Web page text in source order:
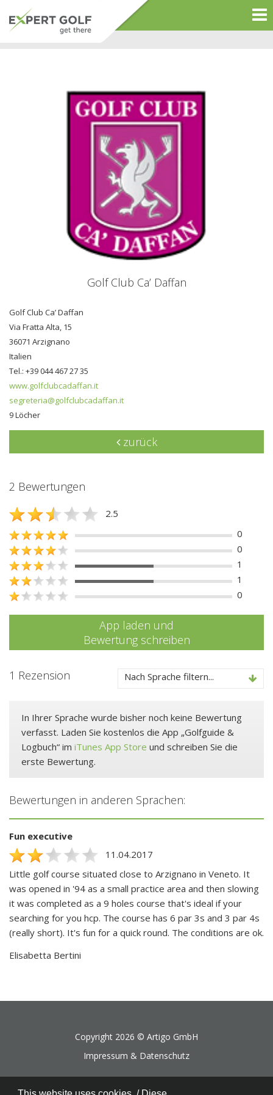
Golf Club Ca’ Daffan
Golf Club Ca’ Daffan
Via Fratta Alta, 15
36071 Arzignano
Italien
Tel.: +39 044 467 27 35
www.golfclubcadaffan.it
segreteria@golfclubcadaffan.it
9 Löcher
zurück
2 Bewertungen
2.5
0
0
1
1
0
App laden und
Bewertung schreiben
1 Rezension Nach Sprache filtern...
In Ihrer Sprache wurde bisher noch keine Bewertung
verfasst. Laden Sie kostenlos die App „Golfguide &
Logbuch“ im iTunes App Store und schreiben Sie die
erste Bewertung.
Bewertungen in anderen Sprachen:
Fun executive
11.04.2017
Little golf course situated close to Arzignano in Veneto. It
was opened in '94 as a small practice area and then slowing
it was completed as a 9 holes course that's ideal if your
searching for you hcp. The course has 6 par 3s and 3 par 4s
(really short). It's fun for a quick round. The conditions are ok.
Elisabetta Bertini
Copyright 2026 © Artigo GmbH
Impressum & Datenschutz